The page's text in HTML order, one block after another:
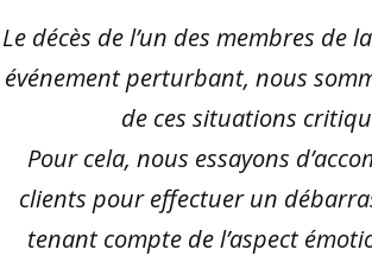
Le décès de l’un des membres de
événement perturbant, nous
de ces situations
Pour cela, nous essayons
clients pour effectuer un
tenant compte de l’aspect